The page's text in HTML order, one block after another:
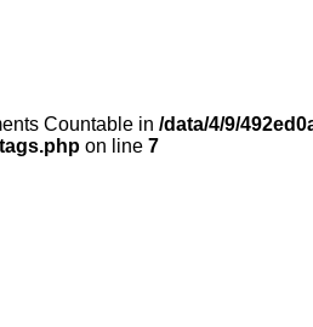
Countable in /data/4/9/
on line 7